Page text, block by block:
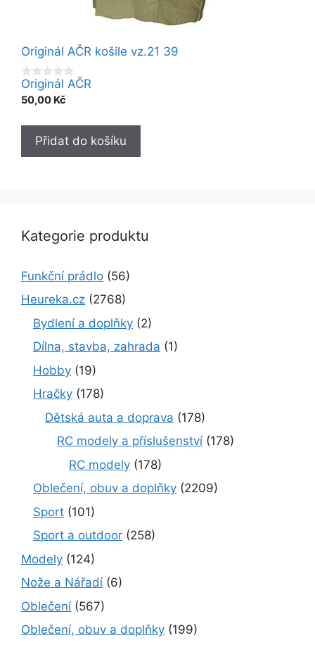
Originál AČR košile vz.21 39
0
o
u
o
Originál AČR
50,00 Kč
Přidat do košíku
Kategorie produktu
Funkční prádlo (56)
Heureka.cz (2768)
Bydlení a doplňky (2)
Dílna, stavba, zahrada (1)
Hobby (19)
Hračky (178)
Dětská auta a doprava (178)
RC modely a příslušenství (178)
RC modely (178)
Oblečení, obuv a doplňky (2209)
Sport (101)
Sport a outdoor (258)
Modely (124)
Nože a Nářadí (6)
Oblečení (567)
Oblečení, obuv a doplňky (199)